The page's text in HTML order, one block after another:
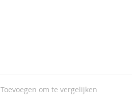
Toevoegen om te vergelijken